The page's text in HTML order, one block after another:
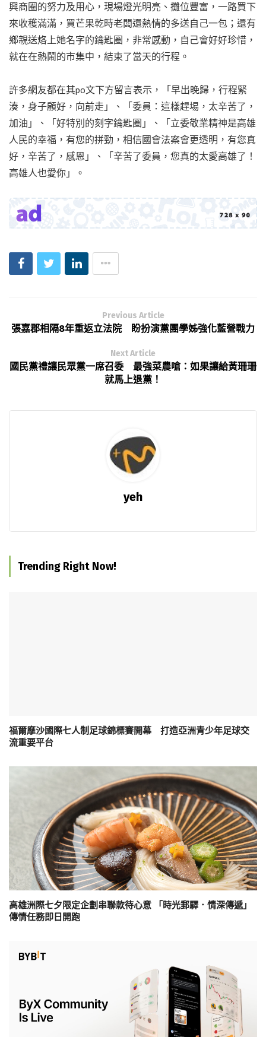
興商圈的努力及用心，現場燈光明亮、攤位豐富，一路買下
來收穫滿滿，買芒果乾時老闆還熱情的多送自己一包；還有
鄉親送烙上她名字的鑰匙圈，非常感動，自己會好好珍惜，
就在在熱鬧的市集中，結束了當天的行程。
許多網友都在其po文下方留言表示，「早出晚歸，行程緊
湊，身子顧好，向前走」、「委員：這樣趕埸，太辛苦了，
加油」、「好特別的刻字鑰匙圈」、「立委敬業精神是高雄
人民的幸福，有您的拼勁，相信國會法案會更透明，有您真
好，辛苦了，感恩」、「辛苦了委員，您真的太愛高雄了！
高雄人也愛你」。
Previous Article
張嘉郡相隔8年重返立法院 盼扮演黨團學姊強化藍營戰力
Next Article
國民黨禮讓民眾黨一席召委 最強菜農嗆：如果讓給黃珊珊
就馬上退黨！
yeh
Trending Right Now!
福爾摩沙國際七人制足球錦標賽開幕 打造亞洲青少年足球交
流重要平台
高雄洲際七夕限定企劃串聯款待心意 「時光郵驛．情深傳遞」
傳情任務即日開跑